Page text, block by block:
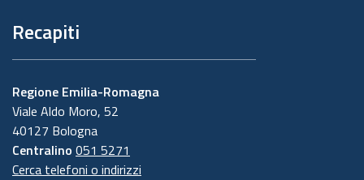
Recapiti
Regione Emilia-Romagna
Viale Aldo Moro, 52
40127 Bologna
Centralino 051 5271
Cerca telefoni o indirizzi